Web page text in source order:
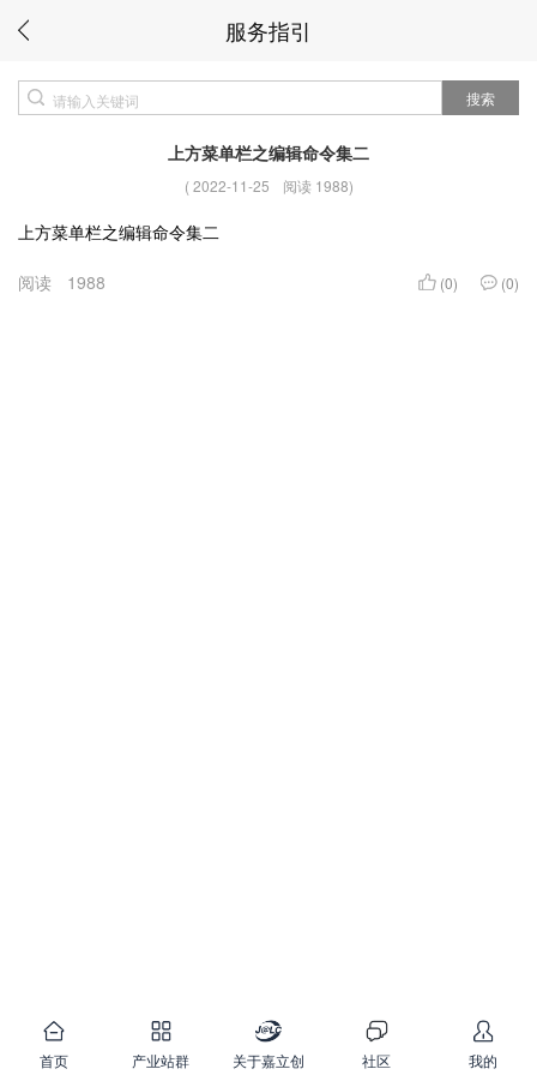
服务指引
搜索
上方菜单栏之编辑命令集二
(2022-11-25 阅读 1988)
上方菜单栏之编辑命令集二
阅读 1988 (0) (0)
首页 产业站群 关于嘉立创 社区 我的